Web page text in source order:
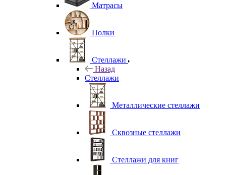
Матрасы
Полки
Стеллажи
Назад
Стеллажи
Металлические стеллажи
Сквозные стеллажи
Стеллажи для книг